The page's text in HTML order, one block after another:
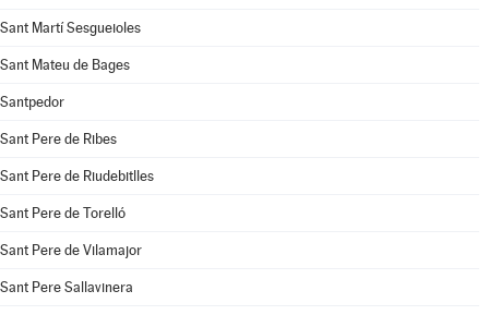
Sant Martí Sesgueioles
Sant Mateu de Bages
Santpedor
Sant Pere de Ribes
Sant Pere de Riudebitlles
Sant Pere de Torelló
Sant Pere de Vilamajor
Sant Pere Sallavinera